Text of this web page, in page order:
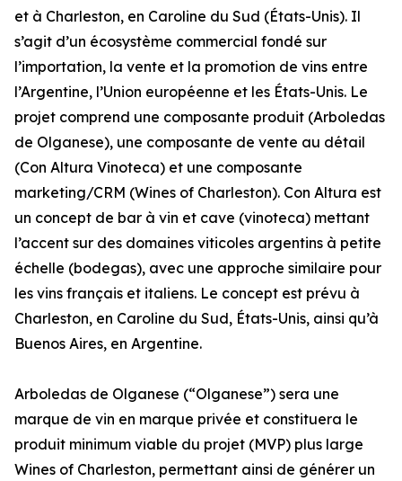
et à Charleston, en Caroline du Sud (États-Unis). Il
s’agit d’un écosystème commercial fondé sur
l’importation, la vente et la promotion de vins entre
l’Argentine, l’Union européenne et les États-Unis. Le
projet comprend une composante produit (Arboledas
de Olganese), une composante de vente au détail
(Con Altura Vinoteca) et une composante
marketing/CRM (Wines of Charleston). Con Altura est
un concept de bar à vin et cave (vinoteca) mettant
l’accent sur des domaines viticoles argentins à petite
échelle (bodegas), avec une approche similaire pour
les vins français et italiens. Le concept est prévu à
Charleston, en Caroline du Sud, États-Unis, ainsi qu’à
Buenos Aires, en Argentine.
Arboledas de Olganese (“Olganese”) sera une
marque de vin en marque privée et constituera le
produit minimum viable du projet (MVP) plus large
Wines of Charleston, permettant ainsi de générer un